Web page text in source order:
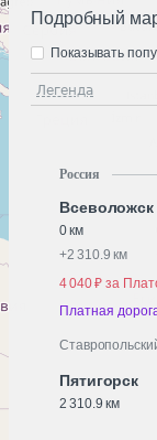
Подробный
Легенда
Показывать
Россия
Всеволожск
0 км
+2 310.9 км
4 040 ₽ за
Платная
Пятигорск
2 310.9 км